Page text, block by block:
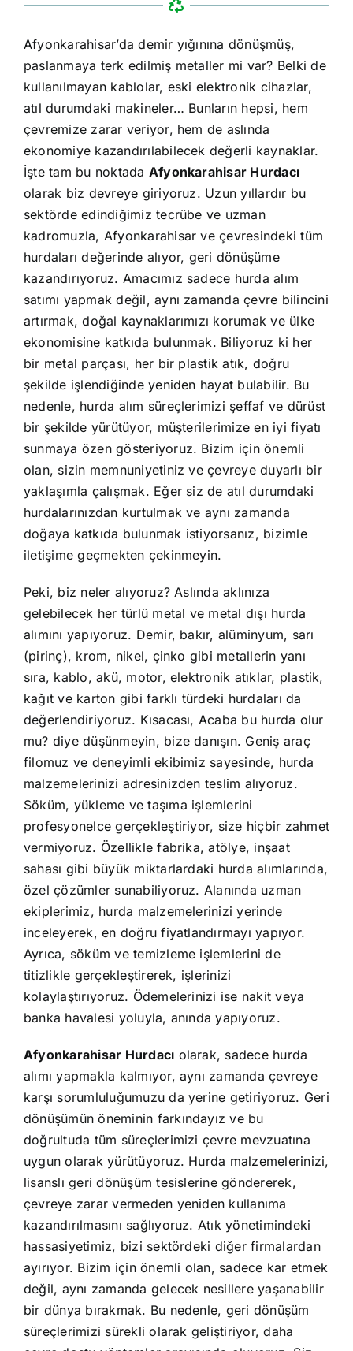
Afyonkarahisar’da demir yığınına dönüşmüş,
paslanmaya terk edilmiş metaller mi var? Belki de
kullanılmayan kablolar, eski elektronik cihazlar,
atıl durumdaki makineler… Bunların hepsi, hem
çevremize zarar veriyor, hem de aslında
ekonomiye kazandırılabilecek değerli kaynaklar.
İşte tam bu noktada Afyonkarahisar Hurdacı
olarak biz devreye giriyoruz. Uzun yıllardır bu
sektörde edindiğimiz tecrübe ve uzman
kadromuzla, Afyonkarahisar ve çevresindeki tüm
hurdaları değerinde alıyor, geri dönüşüme
kazandırıyoruz. Amacımız sadece hurda alım
satımı yapmak değil, aynı zamanda çevre bilincini
artırmak, doğal kaynaklarımızı korumak ve ülke
ekonomisine katkıda bulunmak. Biliyoruz ki her
bir metal parçası, her bir plastik atık, doğru
şekilde işlendiğinde yeniden hayat bulabilir. Bu
nedenle, hurda alım süreçlerimizi şeffaf ve dürüst
bir şekilde yürütüyor, müşterilerimize en iyi fiyatı
sunmaya özen gösteriyoruz. Bizim için önemli
olan, sizin memnuniyetiniz ve çevreye duyarlı bir
yaklaşımla çalışmak. Eğer siz de atıl durumdaki
hurdalarınızdan kurtulmak ve aynı zamanda
doğaya katkıda bulunmak istiyorsanız, bizimle
iletişime geçmekten çekinmeyin.
Peki, biz neler alıyoruz? Aslında aklınıza
gelebilecek her türlü metal ve metal dışı hurda
alımını yapıyoruz. Demir, bakır, alüminyum, sarı
(pirinç), krom, nikel, çinko gibi metallerin yanı
sıra, kablo, akü, motor, elektronik atıklar, plastik,
kağıt ve karton gibi farklı türdeki hurdaları da
değerlendiriyoruz. Kısacası, Acaba bu hurda olur
mu? diye düşünmeyin, bize danışın. Geniş araç
filomuz ve deneyimli ekibimiz sayesinde, hurda
malzemelerinizi adresinizden teslim alıyoruz.
Söküm, yükleme ve taşıma işlemlerini
profesyonelce gerçekleştiriyor, size hiçbir zahmet
vermiyoruz. Özellikle fabrika, atölye, inşaat
sahası gibi büyük miktarlardaki hurda alımlarında,
özel çözümler sunabiliyoruz. Alanında uzman
ekiplerimiz, hurda malzemelerinizi yerinde
inceleyerek, en doğru fiyatlandırmayı yapıyor.
Ayrıca, söküm ve temizleme işlemlerini de
titizlikle gerçekleştirerek, işlerinizi
kolaylaştırıyoruz. Ödemelerinizi ise nakit veya
banka havalesi yoluyla, anında yapıyoruz.
Afyonkarahisar Hurdacı olarak, sadece hurda
alımı yapmakla kalmıyor, aynı zamanda çevreye
karşı sorumluluğumuzu da yerine getiriyoruz. Geri
dönüşümün öneminin farkındayız ve bu
doğrultuda tüm süreçlerimizi çevre mevzuatına
uygun olarak yürütüyoruz. Hurda malzemelerinizi,
lisanslı geri dönüşüm tesislerine göndererek,
çevreye zarar vermeden yeniden kullanıma
kazandırılmasını sağlıyoruz. Atık yönetimindeki
hassasiyetimiz, bizi sektördeki diğer firmalardan
ayırıyor. Bizim için önemli olan, sadece kar etmek
değil, aynı zamanda gelecek nesillere yaşanabilir
bir dünya bırakmak. Bu nedenle, geri dönüşüm
süreçlerimizi sürekli olarak geliştiriyor, daha